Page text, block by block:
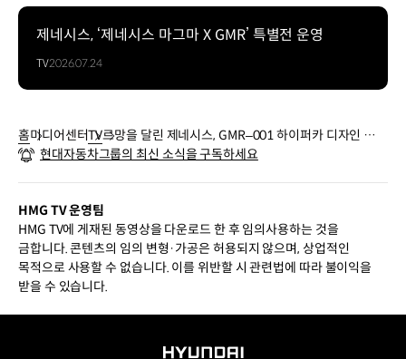
제네시스, ‘제네시스 마그마 X GMR’ 특별전 운영
TV2026.07.24
홈미디어센터TV르망을 달린 제네시스, GMR–001 하이퍼카 디자인 모델
| 2026 부산모빌리티쇼 | #Shorts
현대자동차그룹의 최신 소식을 구독하세요
HMG TV 운영팀
HMG TV에 게재된 동영상을 다운로드 한 후 임의사용하는 것을
금합니다. 콘텐츠의 임의 변형·가공은 허용되지 않으며, 상업적인
목적으로 사용할 수 없습니다. 이를 위반할 시 관련법에 따라 불이익을
받을 수 있습니다.